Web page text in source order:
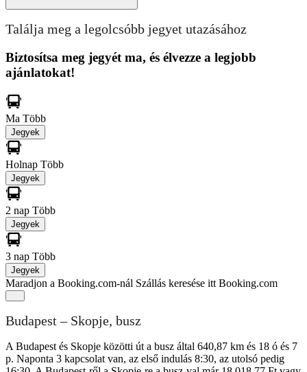
Találja meg a legolcsóbb jegyet utazásához
Biztosítsa meg jegyét ma, és élvezze a legjobb
ajánlatokat!
Ma Több
Jegyek
Holnap Több
Jegyek
2 nap Több
Jegyek
3 nap Több
Jegyek
Maradjon a Booking.com-nál Szállás keresése itt Booking.com
Budapest – Skopje, busz
A Budapest és Skopje közötti út a busz által 640,87 km és 18 ó és 7
p. Naponta 3 kapcsolat van, az első indulás 8:30, az utolsó pedig